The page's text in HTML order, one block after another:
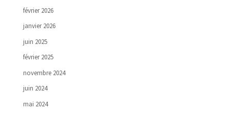
février 2026
janvier 2026
juin 2025
février 2025
novembre 2024
juin 2024
mai 2024